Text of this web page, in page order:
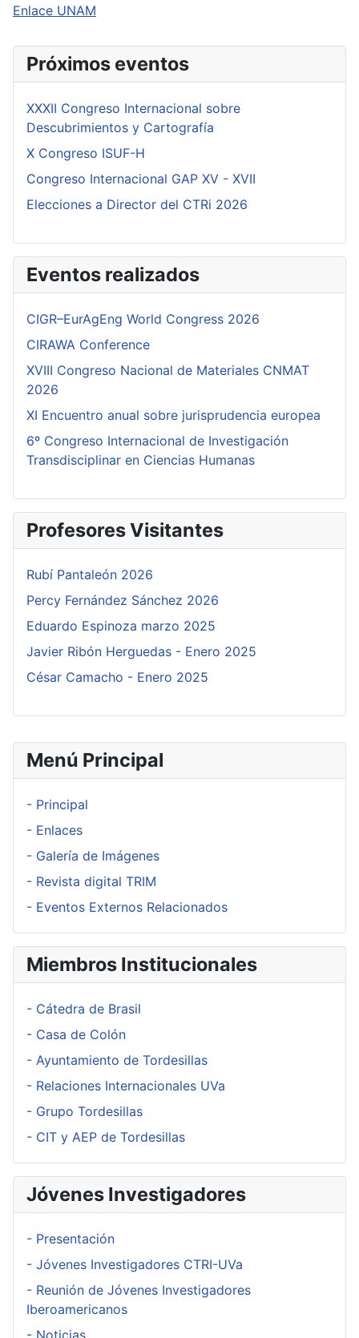
Menú Principal
- Principal
- Enlaces
- Galería de Imágenes
- Revista digital TRIM
- Eventos Externos Relacionados
Miembros Institucionales
- Cátedra de Brasil
- Casa de Colón
- Ayuntamiento de Tordesillas
- Relaciones Internacionales UVa
- Grupo Tordesillas
- CIT y AEP de Tordesillas
Jóvenes Investigadores
- Presentación
- Jóvenes Investigadores CTRI-UVa
- Reunión de Jóvenes Investigadores
Iberoamericanos
Enlace UNAM
Próximos eventos
XXXII Congreso Internacional sobre
Descubrimientos y Cartografía
X Congreso ISUF-H
Congreso Internacional GAP XV - XVII
Elecciones a Director del CTRi 2026
Eventos realizados
CIGR–EurAgEng World Congress 2026
CIRAWA Conference
XVIII Congreso Nacional de Materiales CNMAT
2026
XI Encuentro anual sobre jurisprudencia europea
6º Congreso Internacional de Investigación
Transdisciplinar en Ciencias Humanas
Profesores Visitantes
Rubí Pantaleón 2026
Percy Fernández Sánchez 2026
Eduardo Espinoza marzo 2025
Javier Ribón Herguedas - Enero 2025
César Camacho - Enero 2025